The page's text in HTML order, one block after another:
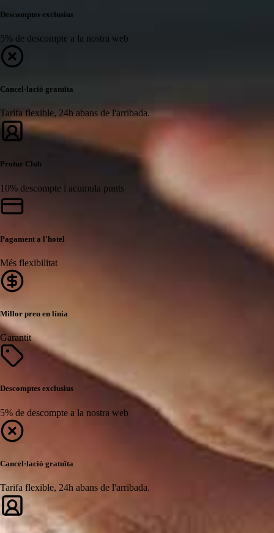
Descomptes exclusius
5% de descompte a la nostra web
Cancel·lació gratuïta
Tarifa flexible, 24h abans de l'arribada.
Protur Club
10% descompte i acumula punts
Pagament a l'hotel
Més flexibilitat
Millor preu en línia
Garantit
Descomptes exclusius
5% de descompte a la nostra web
Cancel·lació gratuïta
Tarifa flexible, 24h abans de l'arribada.